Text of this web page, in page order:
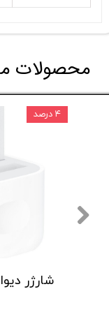
محصولات
۴ درصد